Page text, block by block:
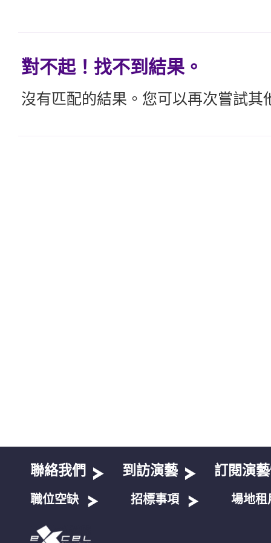
對不起！找不到結果。
沒有匹配的結果。您可以再次嘗試其
聯絡我們 到訪演藝 訂閱演
職位空缺 招標事項 場地租